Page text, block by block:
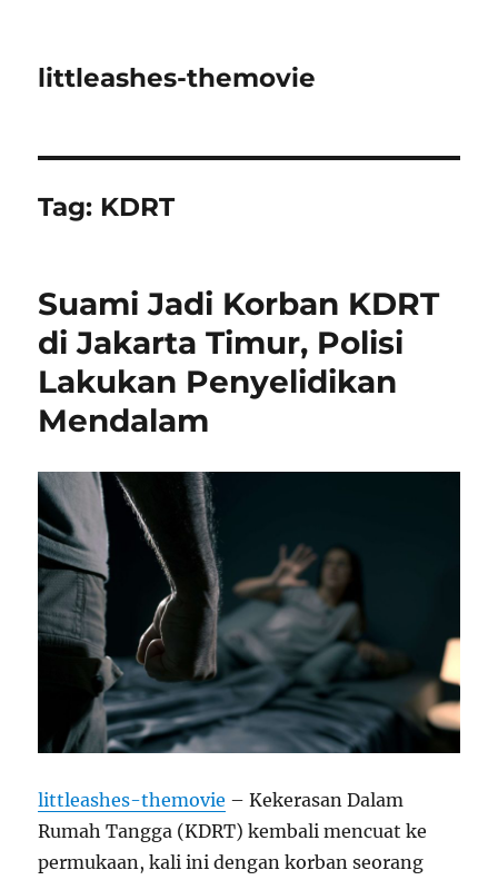
littleashes-themovie
Tag: KDRT
Suami Jadi Korban KDRT
di Jakarta Timur, Polisi
Lakukan Penyelidikan
Mendalam
littleashes-themovie – Kekerasan Dalam
Rumah Tangga (KDRT) kembali mencuat ke
permukaan, kali ini dengan korban seorang